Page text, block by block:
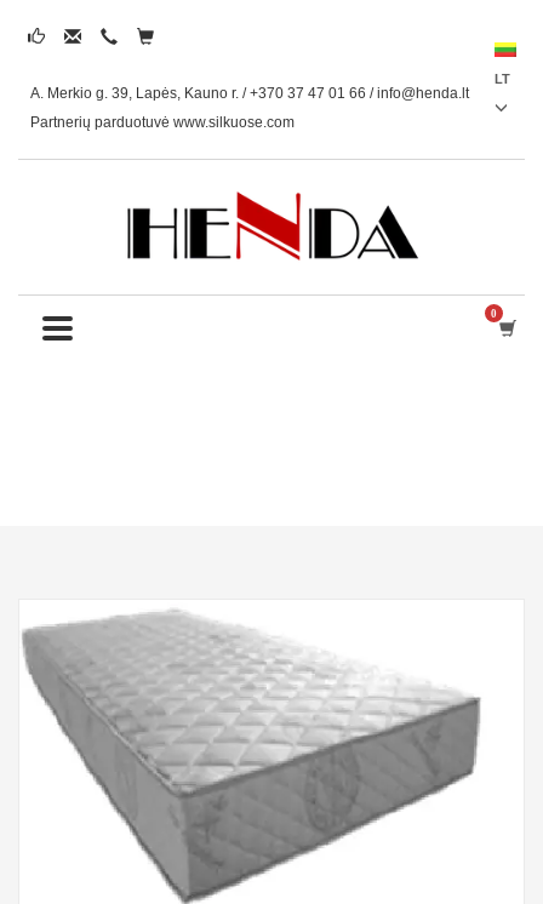
A. Merkio g. 39, Lapės, Kauno r. / +370 37 47 01 66 /info@henda.lt
Partnerių parduotuvė www.silkuose.com
LT